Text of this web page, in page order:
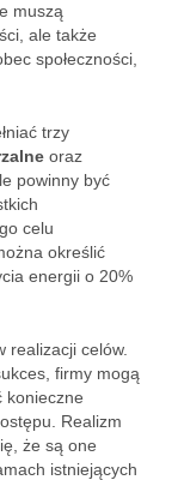
muszą
ale także
społeczności,
trzy
oraz
powinny być
celu
określić
energii o 20%
realizacji celów.
firmy mogą
konieczne
Realizm
że są one
istniejących